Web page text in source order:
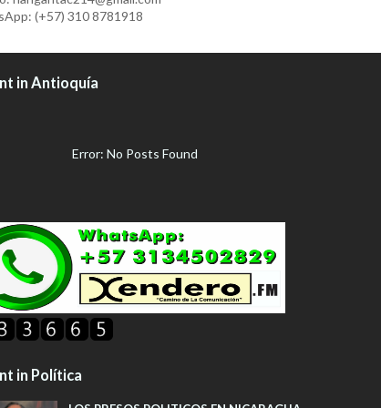
(+57) 310 8781918
in Antioquía
Error: No Posts Found
in Política